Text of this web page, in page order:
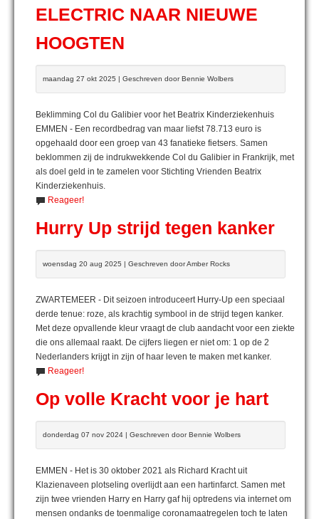
ELECTRIC NAAR NIEUWE
HOOGTEN
maandag 27 okt 2025 | Geschreven door Bennie Wolbers
Beklimming Col du Galibier voor het Beatrix Kinderziekenhuis
EMMEN - Een recordbedrag van maar liefst 78.713 euro is
opgehaald door een groep van 43 fanatieke fietsers. Samen
beklommen zij de indrukwekkende Col du Galibier in Frankrijk, met
als doel geld in te zamelen voor Stichting Vrienden Beatrix
Kinderziekenhuis.
Reageer!
Hurry Up strijd tegen kanker
woensdag 20 aug 2025 | Geschreven door Amber Rocks
ZWARTEMEER - Dit seizoen introduceert Hurry-Up een speciaal
derde tenue: roze, als krachtig symbool in de strijd tegen kanker.
Met deze opvallende kleur vraagt de club aandacht voor een ziekte
die ons allemaal raakt. De cijfers liegen er niet om: 1 op de 2
Nederlanders krijgt in zijn of haar leven te maken met kanker.
Reageer!
Op volle Kracht voor je hart
donderdag 07 nov 2024 | Geschreven door Bennie Wolbers
EMMEN - Het is 30 oktober 2021 als Richard Kracht uit
Klazienaveen plotseling overlijdt aan een hartinfarct. Samen met
zijn twee vrienden Harry en Harry gaf hij optredens via internet om
mensen ondanks de toenmalige coronamaatregelen toch te laten